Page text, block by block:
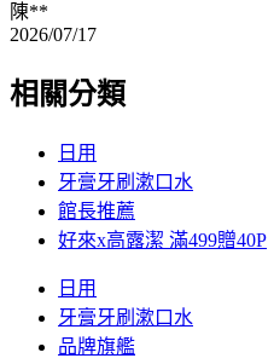
陳**
2026/07/17
相關分類
日用
牙膏牙刷漱口水
館長推薦
好來x高露潔 滿499贈40P
日用
牙膏牙刷漱口水
品牌旗艦